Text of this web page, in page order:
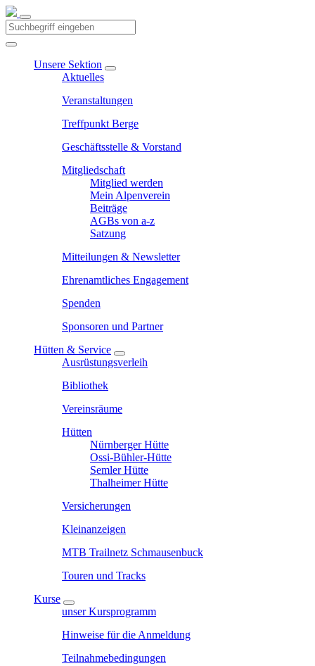
Unsere Sektion
Aktuelles
Veranstaltungen
Treffpunkt Berge
Geschäftsstelle & Vorstand
Mitgliedschaft
Mitglied werden
Mein Alpenverein
Beiträge
AGBs von a-z
Satzung
Mitteilungen & Newsletter
Ehrenamtliches Engagement
Spenden
Sponsoren und Partner
Hütten & Service
Ausrüstungsverleih
Bibliothek
Vereinsräume
Hütten
Nürnberger Hütte
Ossi-Bühler-Hütte
Semler Hütte
Thalheimer Hütte
Versicherungen
Kleinanzeigen
MTB Trailnetz Schmausenbuck
Touren und Tracks
Kurse
unser Kursprogramm
Hinweise für die Anmeldung
Teilnahmebedingungen